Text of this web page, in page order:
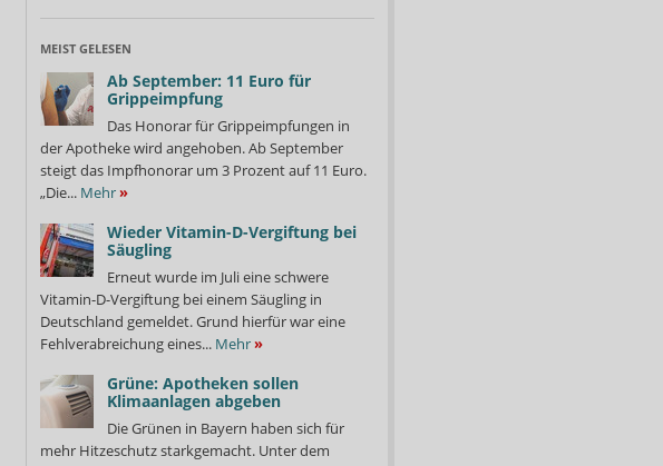
MEIST GELESEN
Ab September: 11 Euro für
Grippeimpfung
Das Honorar für Grippeimpfungen in
der Apotheke wird angehoben. Ab September
steigt das Impfhonorar um 3 Prozent auf 11 Euro.
„Die... Mehr»
Wieder Vitamin-D-Vergiftung bei
Säugling
Erneut wurde im Juli eine schwere
Vitamin-D-Vergiftung bei einem Säugling in
Deutschland gemeldet. Grund hierfür war eine
Fehlverabreichung eines... Mehr»
Grüne: Apotheken sollen
Klimaanlagen abgeben
Die Grünen in Bayern haben sich für
mehr Hitzeschutz starkgemacht. Unter dem